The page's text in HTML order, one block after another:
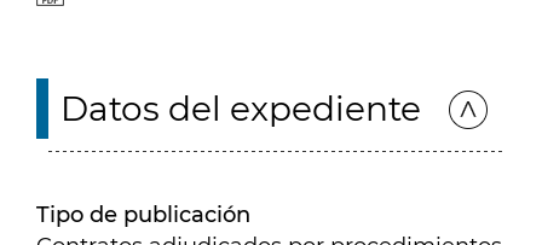
Datos del expediente
Tipo de publicación